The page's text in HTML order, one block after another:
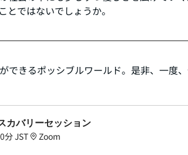
ではないでしょうか。
できるポッシブルワールド。是非、一度
カバリーセッション
分 JST
Zoom